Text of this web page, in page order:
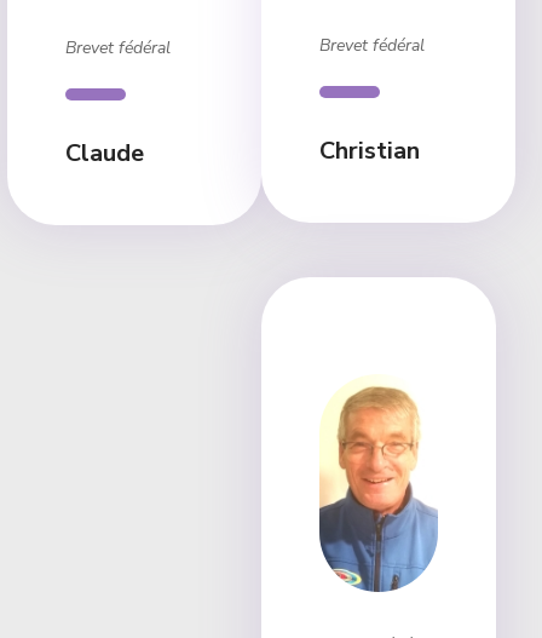
Brevet fédéral
Claude
Brevet fédéral
Christian